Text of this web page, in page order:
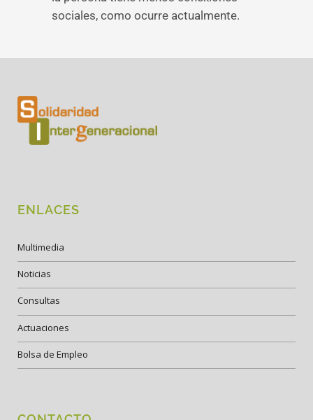
sociales, como ocurre actualmente.
ENLACES
Multimedia
Noticias
Consultas
Actuaciones
Bolsa de Empleo